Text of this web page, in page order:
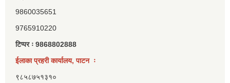
9860035651
9765910220
टिप्पर ः 9868802888
ईलाका प्रहरी कार्यालय, पाटन ः
९८५८७५१३१०